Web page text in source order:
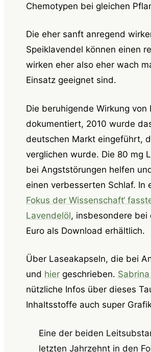
Chemotypen bei gleichen
Die eher sanft anregend
Speiklavendel können einen
wirken eher also eher wach
Einsatz geeignet sind.
Die beruhigende Wirkung
dokumentiert, 2010 wurde
deutschen Markt eingeführt,
verglichen wurde. Die 80 mg
bei Angststörungen helfen
einen verbesserten Schlaf. In
Fokus der Wissenschaft‘
Lavendelöl, insbesondere bei
Euro als Download erhältlich.
Über Laseakapseln, die bei
und hiergeschrieben.
nützliche Infos über dieses
Inhaltsstoffe auch super
Eine der beiden
letzten Jahrzehnt in den